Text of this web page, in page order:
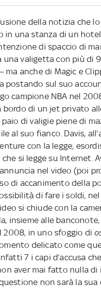
della notizia che
in una stanza di un
di spaccio di
una valigetta con più di
ma anche di Magic e
postando sul suo
campione NBA nel
di un jet privato
di valigie piene di
al suo fianco. Davis,
con la legge,
si legge su Internet.
nel video (poi
di accanimento della
di fare i soldi,
si chiude con la
insieme alle banconote,
2008, in uno sfoggio di
delicato come
7 i capi d’accusa
aver mai fatto nulla di
non sarà la